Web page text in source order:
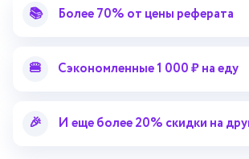
Лекторий
Справочник терминов
Для правообладателей
📚 Более 70% от цены реферата
🍔 Сэкономленные 1 000 ₽ на еду
🎉 И еще более 20% скидки на